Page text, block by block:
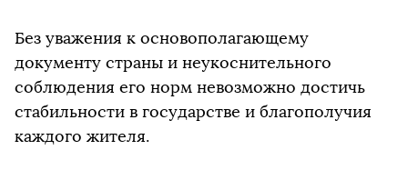
Без уважения к основополагающему
документу страны и неукоснительного
соблюдения его норм невозможно достичь
стабильности в государстве и благополучия
каждого жителя.